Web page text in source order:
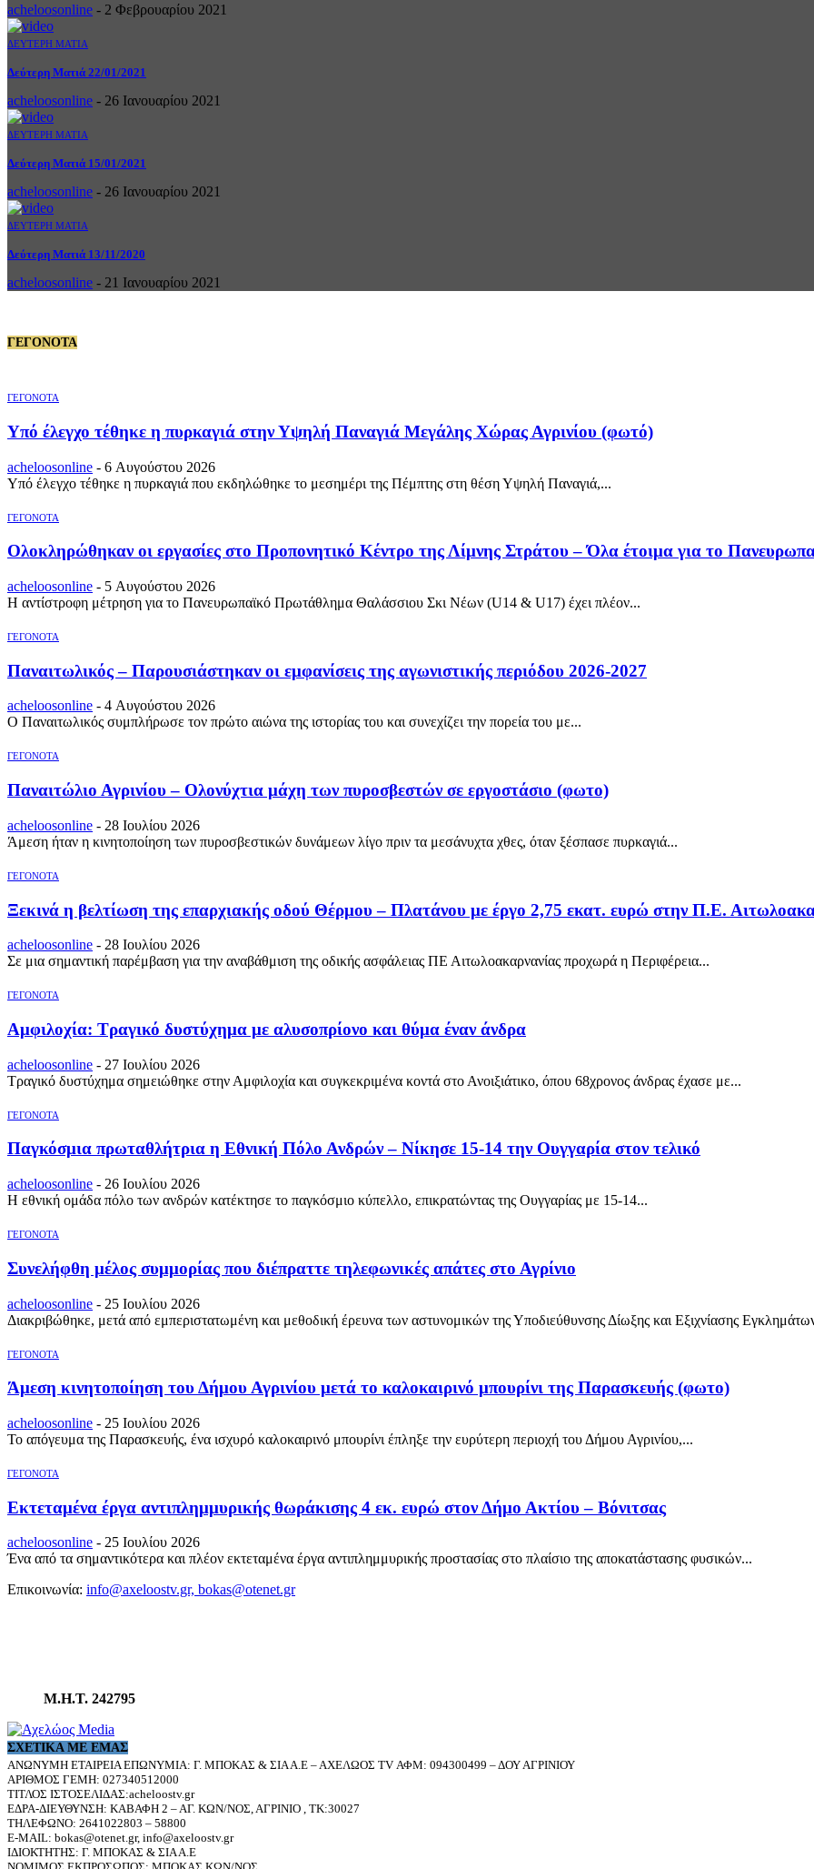
acheloosonline - 2 Φεβρουαρίου 2021
ΔΕΥΤΕΡΗ ΜΑΤΙΑ
Δεύτερη Ματιά 22/01/2021
acheloosonline - 26 Ιανουαρίου 2021
ΔΕΥΤΕΡΗ ΜΑΤΙΑ
Δεύτερη Ματιά 15/01/2021
acheloosonline - 26 Ιανουαρίου 2021
ΔΕΥΤΕΡΗ ΜΑΤΙΑ
Δεύτερη Ματιά 13/11/2020
acheloosonline - 21 Ιανουαρίου 2021
ΓΕΓΟΝΟΤΑ
ΓΕΓΟΝΟΤΑ
Υπό έλεγχο τέθηκε η πυρκαγιά στην Υψηλή Παναγιά Μεγάλης Χώρας Αγρινίου (φωτό)
acheloosonline - 6 Αυγούστου 2026
Υπό έλεγχο τέθηκε η πυρκαγιά που εκδηλώθηκε το μεσημέρι της Πέμπτης στη θέση Υψηλή Παναγιά,...
ΓΕΓΟΝΟΤΑ
Ολοκληρώθηκαν οι εργασίες στο Προπονητικό Κέντρο της Λίμνης Στράτου – Όλα έτοιμα για το
acheloosonline - 5 Αυγούστου 2026
Η αντίστροφη μέτρηση για το Πανευρωπαϊκό Πρωτάθλημα Θαλάσσιου Σκι Νέων (U14 & U17) έχει πλέον...
ΓΕΓΟΝΟΤΑ
Παναιτωλικός – Παρουσιάστηκαν οι εμφανίσεις της αγωνιστικής περιόδου 2026-2027
acheloosonline - 4 Αυγούστου 2026
Ο Παναιτωλικός συμπλήρωσε τον πρώτο αιώνα της ιστορίας του και συνεχίζει την πορεία του με...
ΓΕΓΟΝΟΤΑ
Παναιτώλιο Αγρινίου – Ολονύχτια μάχη των πυροσβεστών σε εργοστάσιο (φωτο)
acheloosonline - 28 Ιουλίου 2026
Άμεση ήταν η κινητοποίηση των πυροσβεστικών δυνάμεων λίγο πριν τα μεσάνυχτα χθες, όταν ξέσπασε πυρκαγιά...
ΓΕΓΟΝΟΤΑ
Ξεκινά η βελτίωση της επαρχιακής οδού Θέρμου – Πλατάνου με έργο 2,75 εκατ. ευρώ στην Π.Ε.
acheloosonline - 28 Ιουλίου 2026
Σε μια σημαντική παρέμβαση για την αναβάθμιση της οδικής ασφάλειας ΠΕ Αιτωλοακαρνανίας προχωρά η Περιφέρεια...
ΓΕΓΟΝΟΤΑ
Αμφιλοχία: Τραγικό δυστύχημα με αλυσοπρίονο και θύμα έναν άνδρα
acheloosonline - 27 Ιουλίου 2026
Τραγικό δυστύχημα σημειώθηκε στην Αμφιλοχία και συγκεκριμένα κοντά στο Ανοιξιάτικο, όπου 68χρονος άνδρας έχασε με...
ΓΕΓΟΝΟΤΑ
Παγκόσμια πρωταθλήτρια η Εθνική Πόλο Ανδρών – Νίκησε 15-14 την Ουγγαρία στον τελικό
acheloosonline - 26 Ιουλίου 2026
Η εθνική ομάδα πόλο των ανδρών κατέκτησε το παγκόσμιο κύπελλο, επικρατώντας της Ουγγαρίας με 15-14...
ΓΕΓΟΝΟΤΑ
Συνελήφθη μέλος συμμορίας που διέπραττε τηλεφωνικές απάτες στο Αγρίνιο
acheloosonline - 25 Ιουλίου 2026
Διακριβώθηκε, μετά από εμπεριστατωμένη και μεθοδική έρευνα των αστυνομικών της Υποδιεύθυνσης Δίωξης και Εξιχνίασης
ΓΕΓΟΝΟΤΑ
Άμεση κινητοποίηση του Δήμου Αγρινίου μετά το καλοκαιρινό μπουρίνι της Παρασκευής (φωτο)
acheloosonline - 25 Ιουλίου 2026
Το απόγευμα της Παρασκευής, ένα ισχυρό καλοκαιρινό μπουρίνι έπληξε την ευρύτερη περιοχή του Δήμου Αγρινίου,...
ΓΕΓΟΝΟΤΑ
Εκτεταμένα έργα αντιπλημμυρικής θωράκισης 4 εκ. ευρώ στον Δήμο Ακτίου – Βόνιτσας
acheloosonline - 25 Ιουλίου 2026
Ένα από τα σημαντικότερα και πλέον εκτεταμένα έργα αντιπλημμυρικής προστασίας στο πλαίσιο της αποκατάστασης φυσικών...
Επικοινωνία: info@axeloostv.gr, bokas@otenet.gr
Μ.Η.Τ. 242795
ΣΧΕΤΙΚΆ ΜΕ ΕΜΆΣ
ΑΝΩΝΥΜΗ ΕΤΑΙΡΕΙΑ ΕΠΩΝΥΜΙΑ: Γ. ΜΠΟΚΑΣ & ΣΙΑ Α.Ε – ΑΧΕΛΩΟΣ TV ΑΦΜ: 094300499 – ΔΟΥ ΑΓΡΙΝΙΟΥ
ΑΡΙΘΜΟΣ ΓΕΜΗ: 027340512000
ΤΙΤΛΟΣ ΙΣΤΟΣΕΛΙΔΑΣ:acheloostv.gr
ΕΔΡΑ-ΔΙΕΥΘΥΝΣΗ: ΚΑΒΑΦΗ 2 – ΑΓ. ΚΩΝ/ΝΟΣ, ΑΓΡΙΝΙΟ , ΤΚ:30027
ΤΗΛΕΦΩΝΟ: 2641022803 – 58800
E-MAIL: bokas@otenet.gr, info@axeloostv.gr
ΙΔΙΟΚΤΗΤΗΣ: Γ. ΜΠΟΚΑΣ & ΣΙΑ Α.Ε